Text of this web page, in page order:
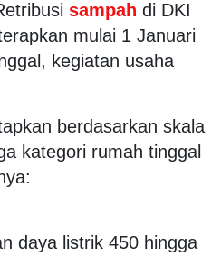
sampah di DKI
mulai 1 Januari
kegiatan usaha
berdasarkan skala
kategori rumah tinggal
daya listrik 450 hingga